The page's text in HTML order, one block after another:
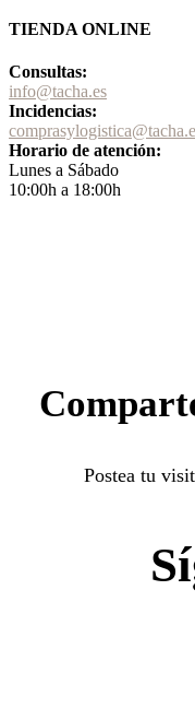
TIENDA ONLINE
Consultas:
info@tacha.es
Incidencias:
Horario de atención:
Lunes a Sábado
10:00h a 18:00h
Postea tu